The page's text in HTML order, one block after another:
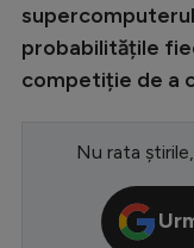
CM
probabilitățile
competiție de a
Nu rata